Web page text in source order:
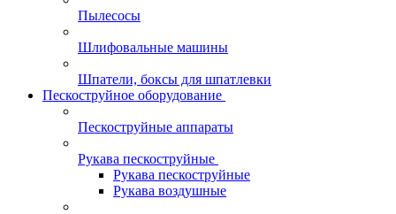
Пылесосы
Шлифовальные машины
Шпатели, боксы для шпатлевки
Пескоструйное оборудование
Пескоструйные аппараты
Рукава пескоструйные
Рукава пескоструйные
Рукава воздушные